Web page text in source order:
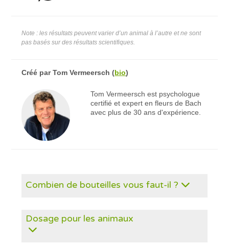
Note : les résultats peuvent varier d’un animal à l’autre et ne sont
pas basés sur des résultats scientifiques.
Créé parTom Vermeersch (bio)
Tom Vermeersch est psychologue
certifié et expert en fleurs de Bach
avec plus de 30 ans d'expérience.
Combien de bouteilles vous faut-il ?
Dosage pour les animaux